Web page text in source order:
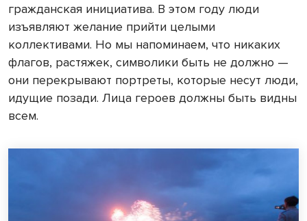
гражданская инициатива. В этом году люди
изъявляют желание прийти целыми
коллективами. Но мы напоминаем, что никаких
флагов, растяжек, символики быть не должно —
они перекрывают портреты, которые несут люди,
идущие позади. Лица героев должны быть видны
всем.